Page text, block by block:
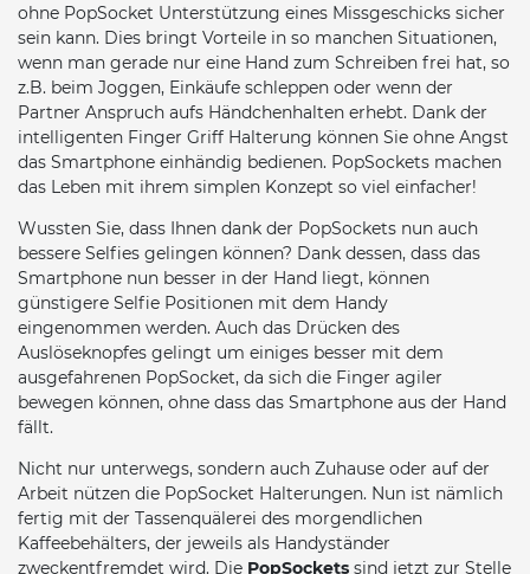
ohne PopSocket Unterstützung eines Missgeschicks sicher
sein kann. Dies bringt Vorteile in so manchen Situationen,
wenn man gerade nur eine Hand zum Schreiben frei hat, so
z.B. beim Joggen, Einkäufe schleppen oder wenn der
Partner Anspruch aufs Händchenhalten erhebt. Dank der
intelligenten Finger Griff Halterung können Sie ohne Angst
das Smartphone einhändig bedienen. PopSockets machen
das Leben mit ihrem simplen Konzept so viel einfacher!
Wussten Sie, dass Ihnen dank der PopSockets nun auch
bessere Selfies gelingen können? Dank dessen, dass das
Smartphone nun besser in der Hand liegt, können
günstigere Selfie Positionen mit dem Handy
eingenommen werden. Auch das Drücken des
Auslöseknopfes gelingt um einiges besser mit dem
ausgefahrenen PopSocket, da sich die Finger agiler
bewegen können, ohne dass das Smartphone aus der Hand
fällt.
Nicht nur unterwegs, sondern auch Zuhause oder auf der
Arbeit nützen die PopSocket Halterungen. Nun ist nämlich
fertig mit der Tassenquälerei des morgendlichen
Kaffeebehälters, der jeweils als Handyständer
zweckentfremdet wird. Die PopSockets sind jetzt zur Stelle